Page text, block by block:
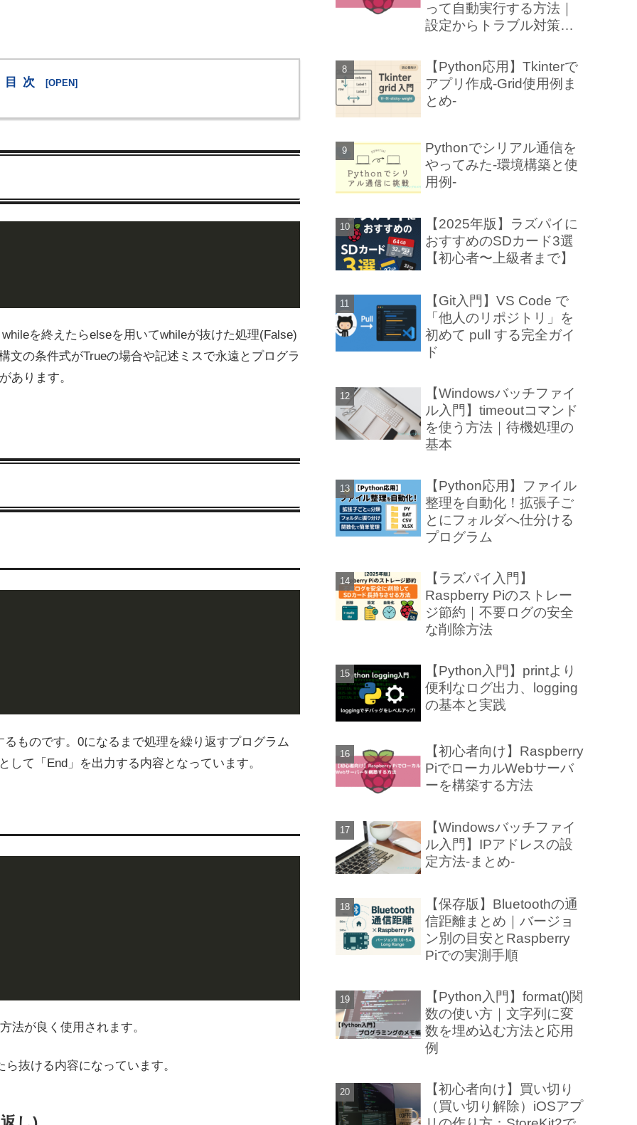
目次
を終えたらelseを用いてwhileが抜けた処理(False)
文の条件式がTrueの場合や記述ミスで永遠とプログラ
あります。
ものです。0になるまで処理を繰り返すプログラム
て「End」を出力する内容となっています。
法が良く使用されます。
抜ける内容になっています。
って自動実行する方法｜
設定からトラブル対策ま
【Python応用】Tkinterで
アプリ作成-Grid使用例ま
とめ-
Pythonでシリアル通信を
やってみた-環境構築と使
用例-
【2025年版】ラズパイに
おすすめのSDカード3選
【初心者〜上級者まで】
【Git入門】VS Code で
「他人のリポジトリ」を
初めて pull する完全ガイ
ド
【Windowsバッチファイ
ル入門】timeoutコマンド
を使う方法｜待機処理の
基本
【Python応用】ファイル
整理を自動化！拡張子ご
とにフォルダへ仕分ける
プログラム
【ラズパイ入門】
Raspberry Piのストレー
ジ節約｜不要ログの安全
な削除方法
【Python入門】printより
便利なログ出力、logging
の基本と実践
【初心者向け】Raspberry
PiでローカルWebサーバ
ーを構築する方法
【Windowsバッチファイ
ル入門】IPアドレスの設
定方法-まとめ-
【保存版】Bluetoothの通
信距離まとめ｜バージョ
ン別の目安とRaspberry
Piでの実測手順
【Python入門】format()関
数の使い方｜文字列に変
数を埋め込む方法と応用
例
【初心者向け】買い切り
（買い切り解除）iOSアプ